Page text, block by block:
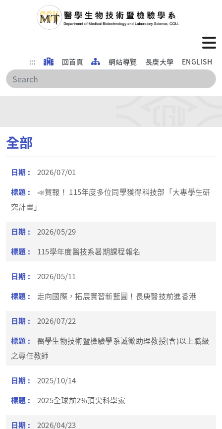
::: 回首頁 網站導覽 長庚大學 ENGLISH
搜
全部
2026/07/01
📣賀報！ 115年度多位同學獲得科技部「大專學生研
究計畫」
2026/05/29
115學年度醫技系暑期課程報名
2026/05/11
走向國際，拓展實習新藍圖！長庚醫技前進香港
2026/07/22
醫學生物技術暨檢驗學系誠徵助理教授(含)以上職級
之專任教師
2025/10/14
2025全球前2%頂尖科學家
2026/04/23